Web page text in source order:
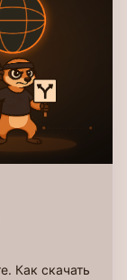
Как скачать